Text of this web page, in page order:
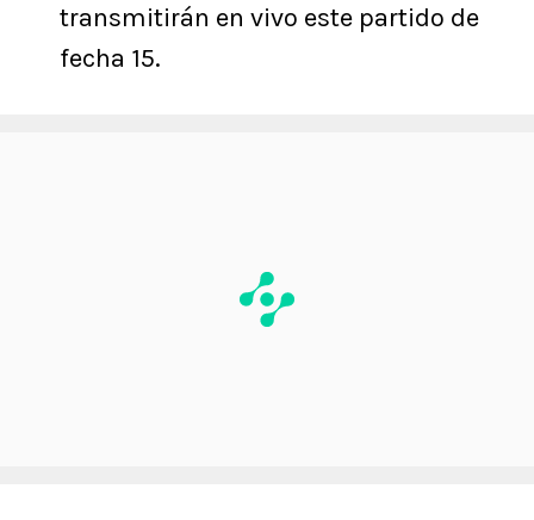
transmitirán en vivo este partido de
fecha 15.